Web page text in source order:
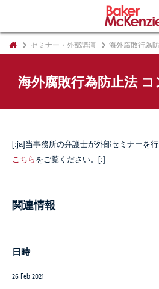
セミナー・外部講演 海外腐敗行為
海外腐敗行為防止法
[:ja]当事務所の弁護士が外部セミナーを
こちらをご覧ください。[:]
関連情報
日時
26 Feb 2021